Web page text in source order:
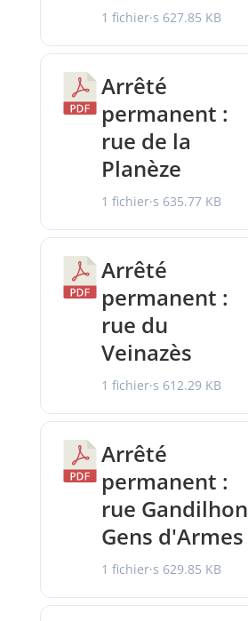
1 fichier·s 627.85 KB
Arrêté
permanent :
rue de la
Planèze
1 fichier·s 635.77 KB
Arrêté
permanent :
rue du
Veinazès
1 fichier·s 612.29 KB
Arrêté
permanent :
rue Gandilhon
Gens d'Armes
1 fichier·s 629.85 KB